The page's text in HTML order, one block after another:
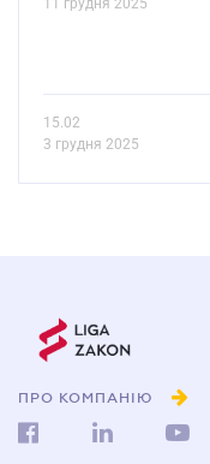
15.02
3 грудня 2025
ПРО КОМПАНІЮ